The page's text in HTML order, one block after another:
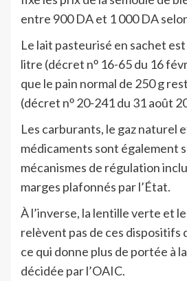
entre 900 DA et 1 000 DA
Le lait pasteurisé en sachet
litre (décret nᵒ 16-65 du 16
que le pain normal de 250 g
(décret nᵒ 20-241 du 31 août
Les carburants, le gaz naturel
médicaments sont également
mécanismes de régulation
marges plafonnés par l’État.
À l’inverse, la lentille verte et
relèvent pas de ces dispositifs
ce qui donne plus de portée à
décidée par l’OAIC.